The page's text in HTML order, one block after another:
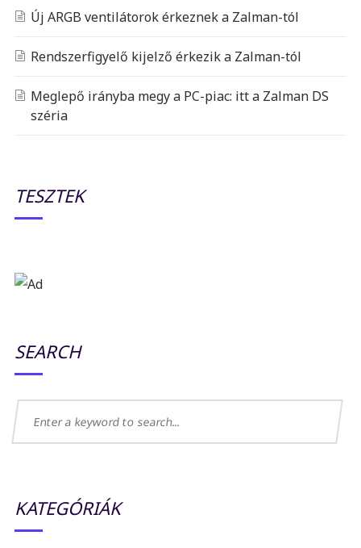
Új ARGB ventilátorok érkeznek a Zalman-tól
Rendszerfigyelő kijelző érkezik a Zalman-tól
Meglepő irányba megy a PC-piac: itt a Zalman DS
széria
TESZTEK
SEARCH
KATEGÓRIÁK